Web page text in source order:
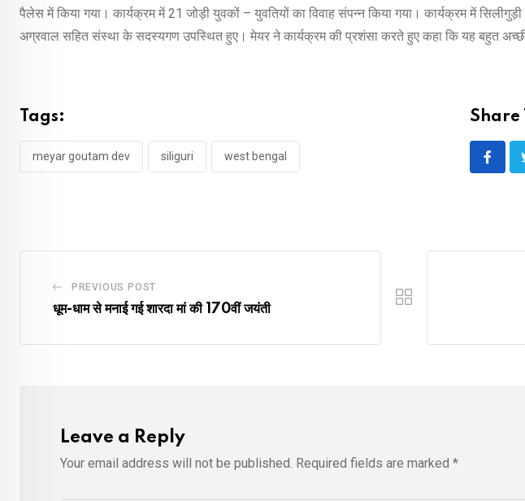
पैलेस में किया गया। कार्यक्रम में 21 जोड़ी युवकों – युवतियों का विवाह संपन्न किया गया। कार्यक्रम में
अग्रवाल सहित संस्था के सदस्यगण उपस्थित हुए। मेयर ने कार्यक्रम की प्रशंसा करते हुए कहा कि यह बहुत
Tags:
meyar goutam dev siliguri west bengal
Share
PREVIOUS POST
धूम-धाम से मनाई गई शारदा मां की 170वीं जयंती
Leave a Reply
Your email address will not be published. Required fields are marked *